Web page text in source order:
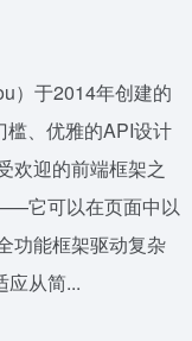
）于2014年创建的
、优雅的API设计
欢迎的前端框架之
它可以在页面中以
功能框架驱动复杂
应从简...